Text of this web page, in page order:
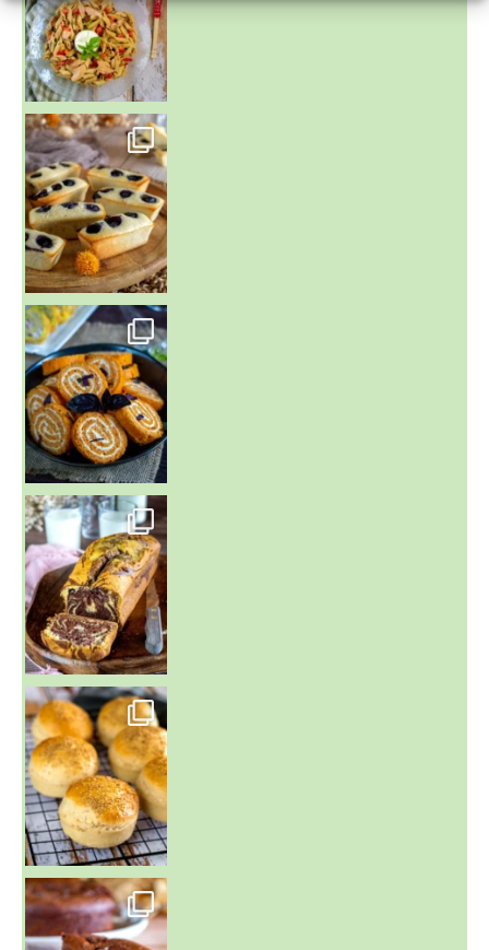
~ FINANCIERS MYRTILLES ET CITRON ~
Aujourd'hu
~ BUNS MAISON ~
Un peu de boulange par ici au
~ GÂTEAU FONDANT CHOCO NOISETTE ~
C'est lundi